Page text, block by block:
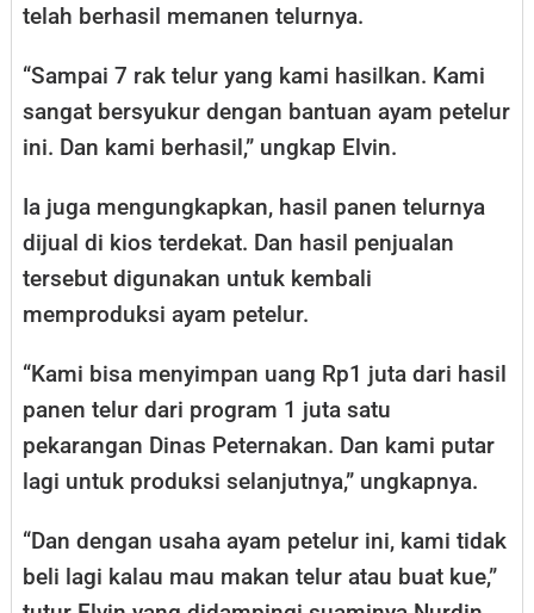
telah berhasil memanen telurnya.
“Sampai 7 rak telur yang kami hasilkan. Kami
sangat bersyukur dengan bantuan ayam petelur
ini. Dan kami berhasil,” ungkap Elvin.
Ia juga mengungkapkan, hasil panen telurnya
dijual di kios terdekat. Dan hasil penjualan
tersebut digunakan untuk kembali
memproduksi ayam petelur.
“Kami bisa menyimpan uang Rp1 juta dari hasil
panen telur dari program 1 juta satu
pekarangan Dinas Peternakan. Dan kami putar
lagi untuk produksi selanjutnya,” ungkapnya.
“Dan dengan usaha ayam petelur ini, kami tidak
beli lagi kalau mau makan telur atau buat kue,”